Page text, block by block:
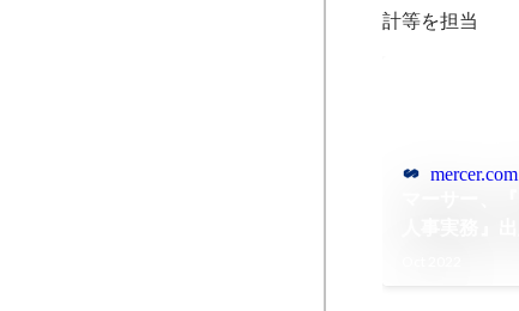
計等を担当
mercer.com